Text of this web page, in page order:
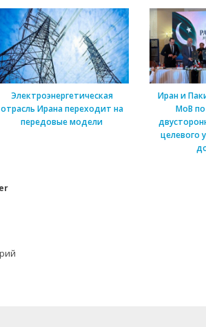
Электроэнергетическая
отрасль Ирана переходит на
передовые модели
Иран и
МоВ
целевого